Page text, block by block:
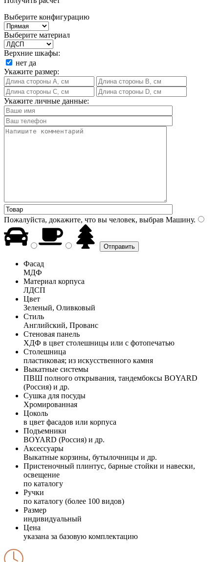
Выберите конфигурацию
Выберите материал
Верхние шкафы:
нет да
Укажите размер:
Укажите личные данные:
Пожалуйста, докажите, что вы человек, выбрав Машину.
Фасад
МДФ
Материал корпуса
ЛДСП
Цвет
Зеленый, Оливковый
Стиль
Английский, Прованс
Стеновая панель
ХДФ в цвет столешницы или с фотопечатью
Столешница
пластиковая; из искусственного камня
Выкатные системы
ПВШ полного открывания, тандембоксы BOYARD
(Россия) и др.
Сушка для посуды
Хромированная
Цоколь
в цвет фасадов или корпуса
Подъемники
BOYARD (Россия) и др.
Аксессуары
Выкатные корзины, бутылочницы и др.
Пристеночный плинтус, барные стойки и навески,
освещение
по каталогу
Ручки
по каталогу (более 100 видов)
Размер
индивидуальный
Цена
указана за базовую комплектацию